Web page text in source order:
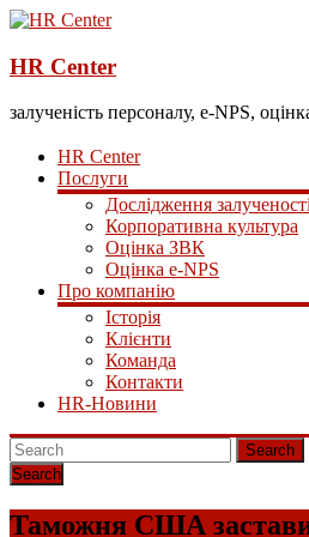
HR Center
залученість персоналу, e-NPS,
HR Center
Послуги
Дослідження залученості
Корпоративна культура
Оцінка ЗВК
Оцінка e-NPS
Про компанію
Історія
Клієнти
Команда
Контакти
HR-Новини
Search
Таможня США